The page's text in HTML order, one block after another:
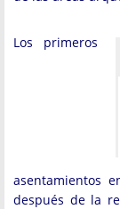
Los primeros
asentamientos
después de la